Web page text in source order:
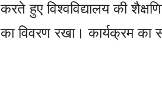
करते हुए विश्वविद्यालय की
का विवरण रखा। कार्यक्रम